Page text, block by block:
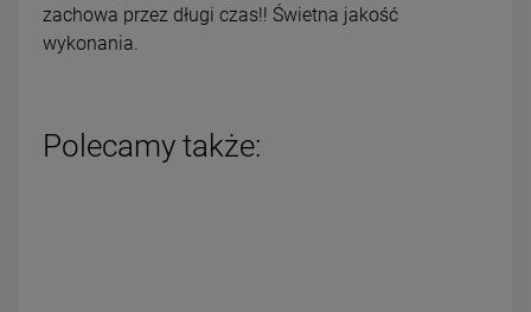
zachowa przez długi czas!! Świetna jakość
wykonania.
Polecamy także: